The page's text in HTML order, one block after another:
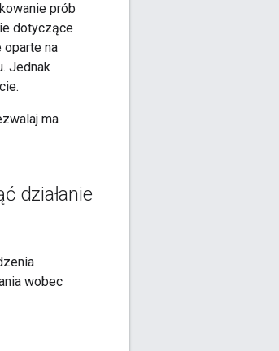
prób
dotyczące
oparte na
Jednak
ma
działanie
wobec